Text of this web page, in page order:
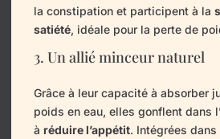
la constipation et participent à la
satiété, idéale pour la perte de
3. Un allié minceur naturel
Grâce à leur capacité à absorber
poids en eau, elles gonflent dans
à réduire l’appétit. Intégrées dans